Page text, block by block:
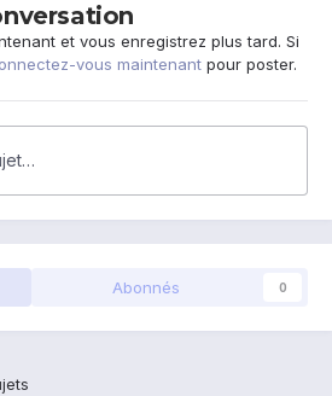
et vous enregistrez plus tard. Si
vous maintenant pour poster.
Abonnés 0